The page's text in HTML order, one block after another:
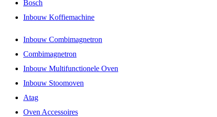
Bosch
Inbouw Koffiemachine
Inbouw Combimagnetron
Combimagnetron
Inbouw Multifunctionele Oven
Inbouw Stoomoven
Atag
Oven Accessoires